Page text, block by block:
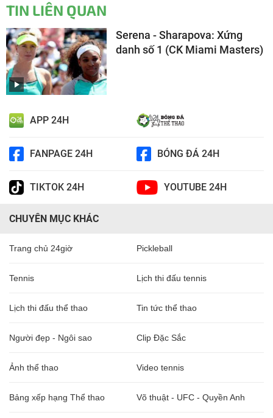
TIN LIÊN QUAN
Serena - Sharapova: Xứng
danh số 1 (CK Miami Masters)
APP 24H
FANPAGE 24H BÓNG ĐÁ 24H
TIKTOK 24H YOUTUBE 24H
CHUYÊN MỤC KHÁC
Trang chủ 24giờ Pickleball
Tennis Lịch thi đấu tennis
Lịch thi đấu thể thao Tin tức thể thao
Người đẹp - Ngôi sao Clip Đặc Sắc
Ảnh thể thao Video tennis
Bảng xếp hạng Thể thao Võ thuật - UFC - Quyền Anh